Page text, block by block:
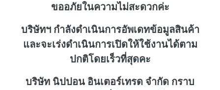
ขออภัยในความไม่สะดวกค่ะ
บริษัทฯ กำลังดำเนินการอัพเดทข้อมูลสินค้า
และจะเร่งดำเนินการเปิดให้ใช้งานได้ตาม
ปกติโดยเร็วที่สุดคะ
บริษัท นิปปอน อินเตอร์เทรด จำกัด กราบ